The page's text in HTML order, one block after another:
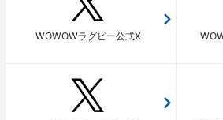
WOWOWラグビー公式X